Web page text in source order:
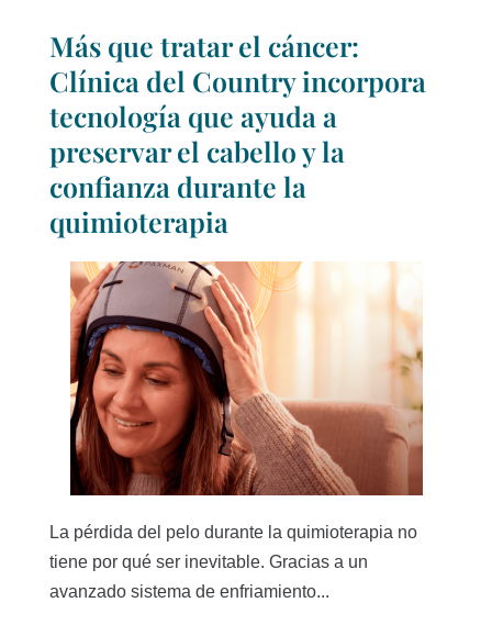
Más que tratar el cáncer:
Clínica del Country incorpora
tecnología que ayuda a
preservar el cabello y la
confianza durante la
quimioterapia
La pérdida del pelo durante la quimioterapia no
tiene por qué ser inevitable. Gracias a un
avanzado sistema de enfriamiento...